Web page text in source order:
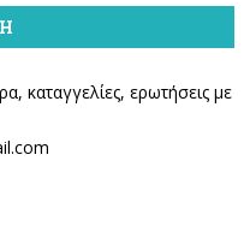
καταγγελίες, ερωτήσεις με